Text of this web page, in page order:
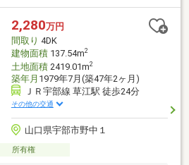
2,280万円
間取り 4DK
建物面積137.54m2
土地面積2419.01m2
築年月 1979年7月(築47年2ヶ月)
ＪＲ宇部線 草江駅 徒歩24分
その他の交通
山口県宇部市野中１
所有権